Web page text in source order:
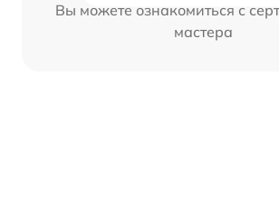
Вы можете ознакомиться с
мастера